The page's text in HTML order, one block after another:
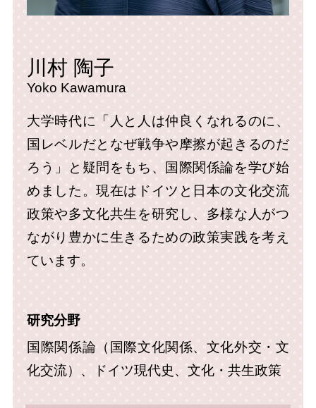
川村 陶子
Yoko Kawamura
大学時代に「人と人は仲良くなれるのに、
国レベルだとなぜ戦争や摩擦が起きるのだ
ろう」と疑問をもち、国際関係論を学び始
めました。現在はドイツと日本の文化交流
政策や多文化共生を研究し、多様な人がつ
ながり豊かに生きるための政策実践を考え
ています。
研究分野
国際関係論（国際文化関係、文化外交・文
化交流）、ドイツ現代史、文化・共生政策